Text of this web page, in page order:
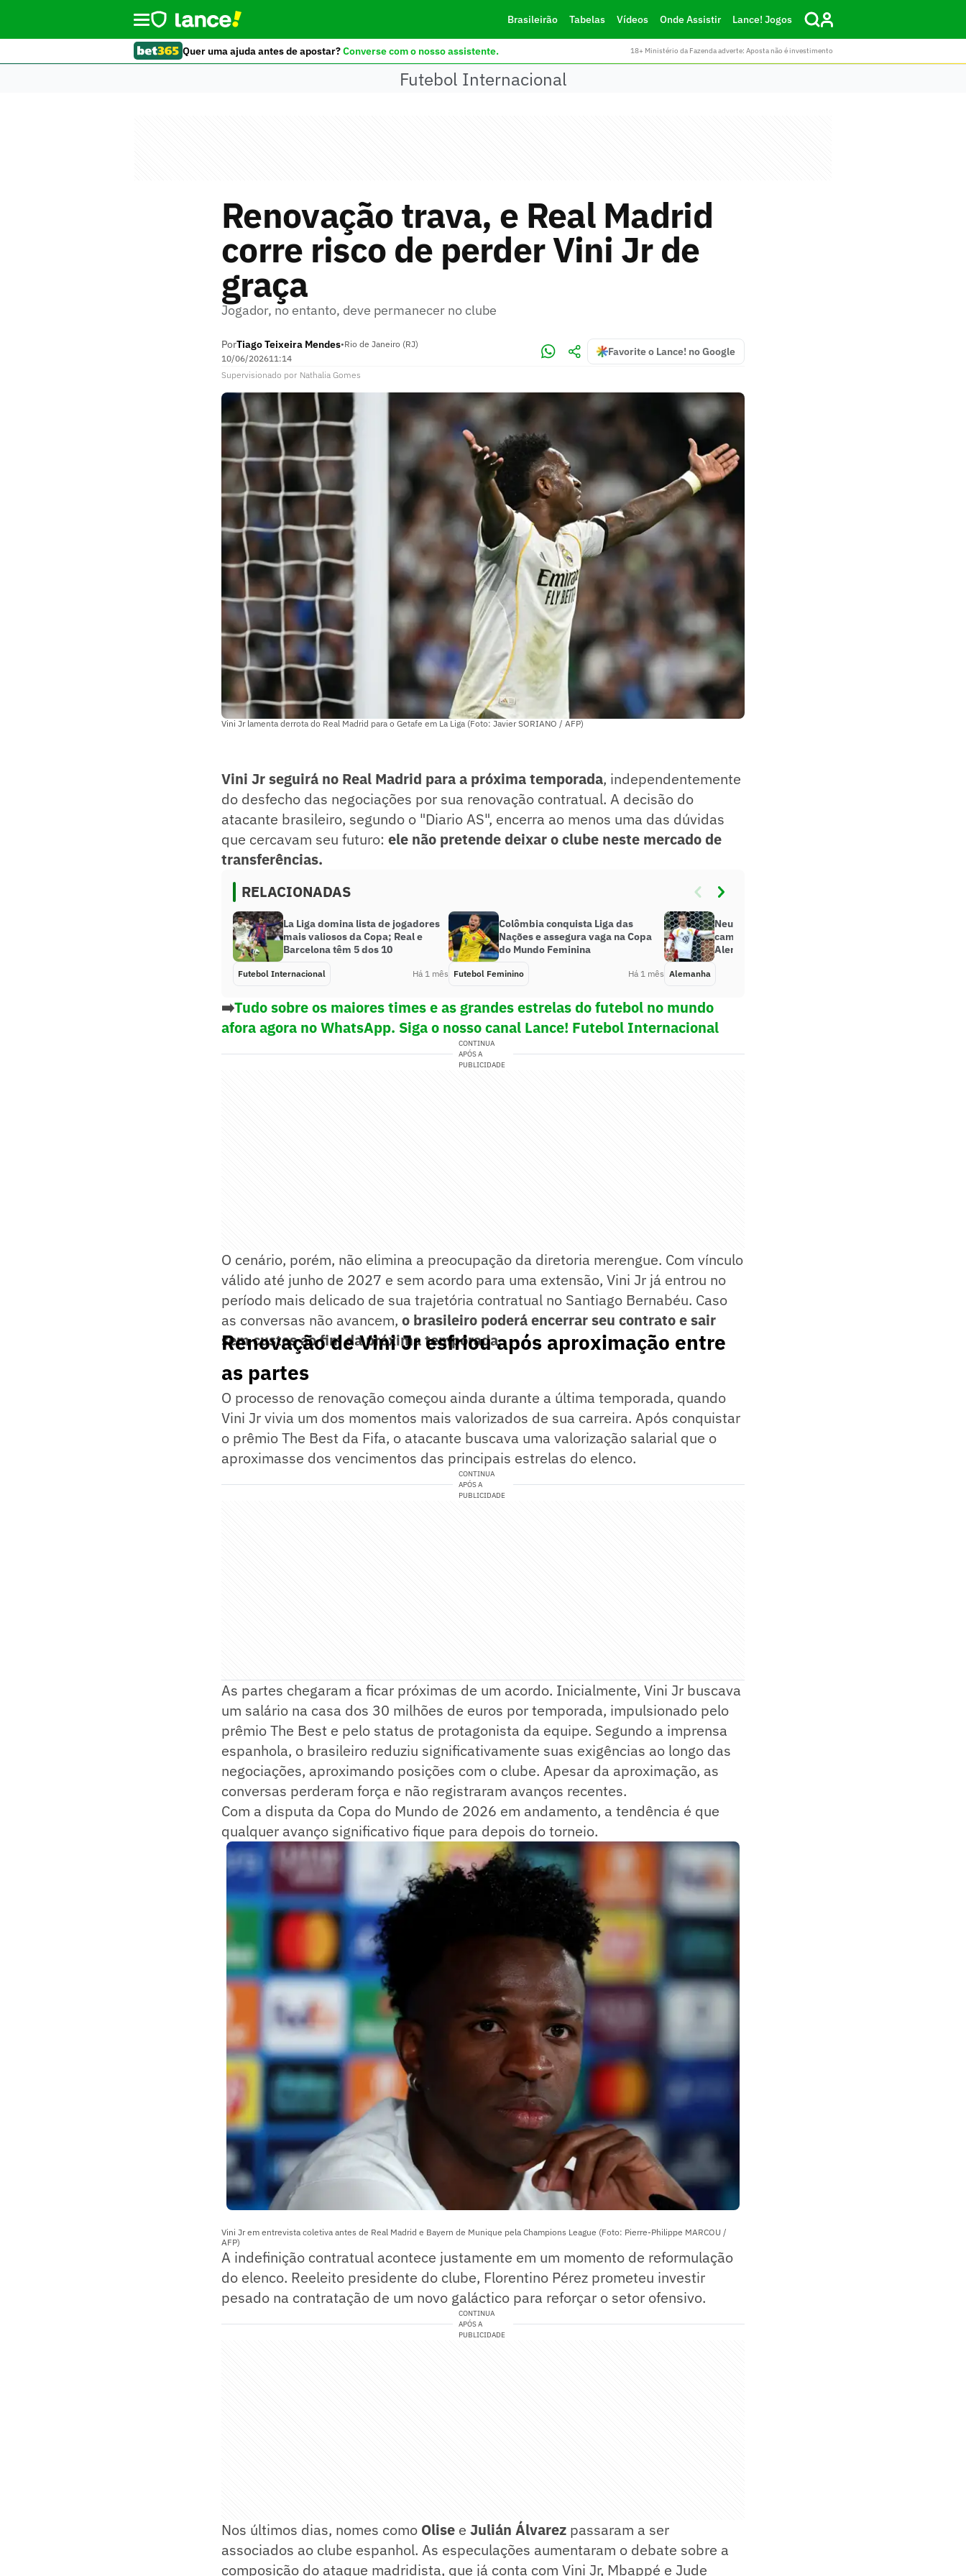
Brasileirão Tabelas Vídeos Onde Assistir Lance! Jogos
Quer uma ajuda antes de apostar?Converse com o nosso assistente. 18+ Ministério da Fazenda adverte: Aposta não é investimento
Futebol Internacional
Renovação trava, e Real Madrid
corre risco de perder Vini Jr de
graça
Jogador, no entanto, deve permanecer no clube
PorTiago Teixeira Mendes•Rio de Janeiro (RJ)
10/06/202611:14
Favorite o Lance! no Google
Supervisionado por Nathalia Gomes
Vini Jr lamenta derrota do Real Madrid para o Getafe em La Liga (Foto: Javier SORIANO / AFP)
Vini Jr seguirá no Real Madrid para a próxima temporada, independentemente
do desfecho das negociações por sua renovação contratual. A decisão do
atacante brasileiro, segundo o "Diario AS", encerra ao menos uma das dúvidas
que cercavam seu futuro: ele não pretende deixar o clube neste mercado de
transferências.
RELACIONADAS
La Liga domina lista de jogadores
mais valiosos da Copa; Real e
Barcelona têm 5 dos 10
Futebol Internacional Há 1 mês
Colômbia conquista Liga das
Nações e assegura vaga na Copa
do Mundo Feminina
Futebol Feminino Há 1 mês
Neuer supera problema físico e
caminha para ser o titular da
Alemanha na Copa
Alemanha
➡️Tudo sobre os maiores times e as grandes estrelas do futebol no mundo
afora agora no WhatsApp. Siga o nosso canal Lance! Futebol Internacional
CONTINUA
APÓS A
PUBLICIDADE
O cenário, porém, não elimina a preocupação da diretoria merengue. Com vínculo
válido até junho de 2027 e sem acordo para uma extensão, Vini Jr já entrou no
período mais delicado de sua trajetória contratual no Santiago Bernabéu. Caso
as conversas não avancem, o brasileiro poderá encerrar seu contrato e sair
sem custos ao fim da próxima temporada.
Renovação de Vini Jr esfriou após aproximação entre
as partes
O processo de renovação começou ainda durante a última temporada, quando
Vini Jr vivia um dos momentos mais valorizados de sua carreira. Após conquistar
o prêmio The Best da Fifa, o atacante buscava uma valorização salarial que o
aproximasse dos vencimentos das principais estrelas do elenco.
CONTINUA
APÓS A
PUBLICIDADE
As partes chegaram a ficar próximas de um acordo. Inicialmente, Vini Jr buscava
um salário na casa dos 30 milhões de euros por temporada, impulsionado pelo
prêmio The Best e pelo status de protagonista da equipe. Segundo a imprensa
espanhola, o brasileiro reduziu significativamente suas exigências ao longo das
negociações, aproximando posições com o clube. Apesar da aproximação, as
conversas perderam força e não registraram avanços recentes.
Com a disputa da Copa do Mundo de 2026 em andamento, a tendência é que
qualquer avanço significativo fique para depois do torneio.
Vini Jr em entrevista coletiva antes de Real Madrid e Bayern de Munique pela Champions League (Foto: Pierre-Philippe MARCOU /
AFP)
A indefinição contratual acontece justamente em um momento de reformulação
do elenco. Reeleito presidente do clube, Florentino Pérez prometeu investir
pesado na contratação de um novo galáctico para reforçar o setor ofensivo.
CONTINUA
APÓS A
PUBLICIDADE
Nos últimos dias, nomes como Olise e Julián Álvarez passaram a ser
associados ao clube espanhol. As especulações aumentaram o debate sobre a
composição do ataque madridista, que já conta com Vini Jr, Mbappé e Jude